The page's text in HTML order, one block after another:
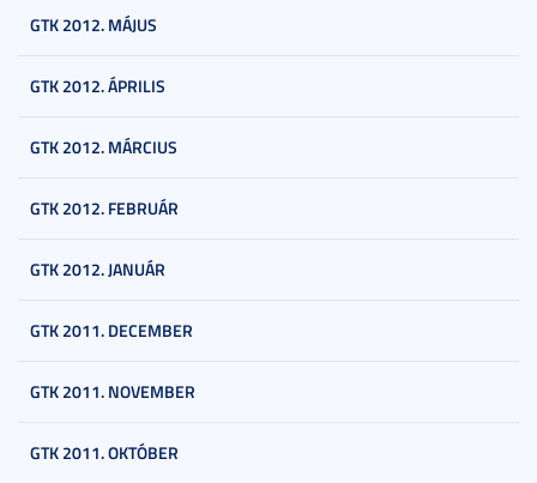
GTK 2012. MÁJUS
GTK 2012. ÁPRILIS
GTK 2012. MÁRCIUS
GTK 2012. FEBRUÁR
GTK 2012. JANUÁR
GTK 2011. DECEMBER
GTK 2011. NOVEMBER
GTK 2011. OKTÓBER